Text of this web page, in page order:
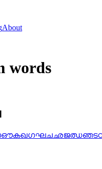
About
words
ഔകഖഗഘചഛജഝഞട